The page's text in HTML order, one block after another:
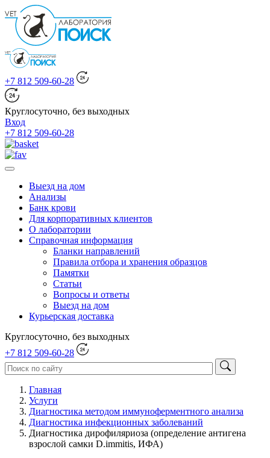
+7 812 509-60-28
Круглосуточно, без выходных
Вход
+7 812 509-60-28
Выезд на дом
Анализы
Банк крови
Для корпоративных клиентов
О лаборатории
Справочная информация
Бланки направлений
Правила отбора и хранения образцов
Памятки
Статьи
Вопросы и ответы
Выезд на дом
Курьерская доставка
Круглосуточно, без выходных
+7 812 509-60-28
Главная
Услуги
Диагностика методом иммуноферментного анализа
Диагностика инфекционных заболеваний
Диагностика дирофиляриоза (определение антигена
взрослой самки D.immitis, ИФА)